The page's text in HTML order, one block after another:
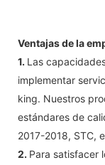
Ventajas de la
1. Las
implementar
king. Nuestros
estándares de
2017-2018, STC,
2. Para satisfacer